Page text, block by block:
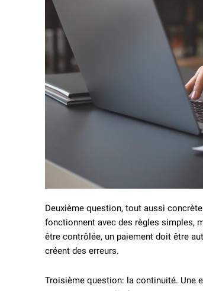
Deuxième question, tout aussi
fonctionnent avec des règles simples,
être contrôlée, un paiement doit être
créent des erreurs.
Troisième question: la continuité. Une